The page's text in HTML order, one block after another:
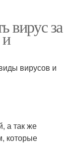
вирус за
вирусов и
а так же
которые